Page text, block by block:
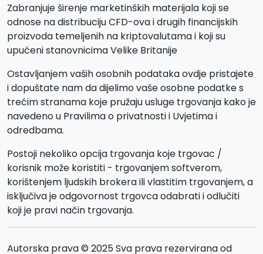
Zabranjuje širenje marketinških materijala koji se
odnose na distribuciju CFD-ova i drugih financijskih
proizvoda temeljenih na kriptovalutama i koji su
upućeni stanovnicima Velike Britanije
Ostavljanjem vaših osobnih podataka ovdje pristajete
i dopuštate nam da dijelimo vaše osobne podatke s
trećim stranama koje pružaju usluge trgovanja kako je
navedeno u Pravilima o privatnosti i Uvjetima i
odredbama.
Postoji nekoliko opcija trgovanja koje trgovac /
korisnik može koristiti - trgovanjem softverom,
korištenjem ljudskih brokera ili vlastitim trgovanjem, a
isključiva je odgovornost trgovca odabrati i odlučiti
koji je pravi način trgovanja.
Autorska prava © 2025 Sva prava rezervirana od